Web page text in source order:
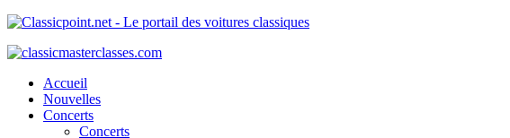
Accueil
Nouvelles
Concerts
Concerts